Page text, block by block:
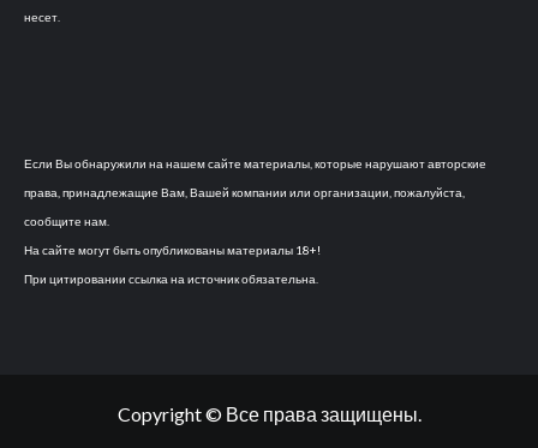
несет.
Если Вы обнаружили на нашем сайте материалы, которые нарушают авторские
права, принадлежащие Вам, Вашей компании или организации, пожалуйста,
сообщите нам.
На сайте могут быть опубликованы материалы 18+!
При цитировании ссылка на источник обязательна.
Copyright © Все права защищены.